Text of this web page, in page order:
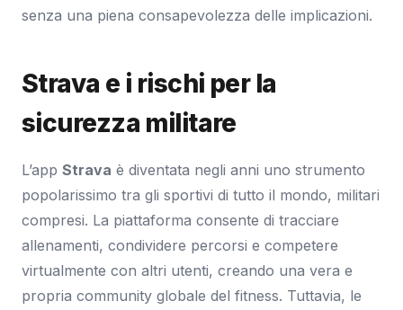
senza una piena consapevolezza delle implicazioni.
Strava e i rischi per la
sicurezza militare
L’app Strava è diventata negli anni uno strumento
popolarissimo tra gli sportivi di tutto il mondo, militari
compresi. La piattaforma consente di tracciare
allenamenti, condividere percorsi e competere
virtualmente con altri utenti, creando una vera e
propria community globale del fitness. Tuttavia, le